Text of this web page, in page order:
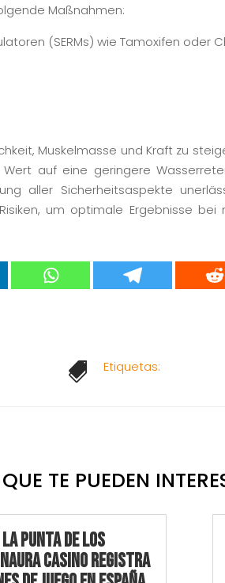
Maßnahmen:
(SERMs) wie Tamoxifen oder
Muskelmasse und Kraft zu
auf eine geringere
aller Sicherheitsaspekte
um optimale Ergebnisse bei
 Etiquetas:
TE PUEDEN
punta de los
Casino registra